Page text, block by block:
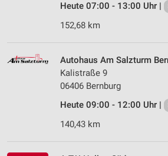
Heute 07:00 - 13:00 Uhr |
152,68 km
Autohaus Am Salzturm
Kalistraße 9
06406 Bernburg
Heute 09:00 - 12:00 Uhr |
140,43 km